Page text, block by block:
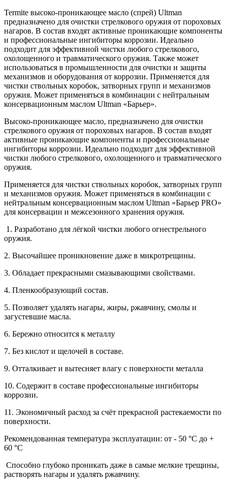
Termite высоко-проникающее масло (спрей) Ultman
предназначено для очистки стрелкового оружия от пороховых
нагаров. В состав входят активные проникающие компоненты
и профессиональные ингибиторы коррозии. Идеально
подходит для эффективной чистки любого стрелкового,
охолощенного и травматического оружия. Также может
использоваться в промышленности для очистки и защиты
механизмов и оборудования от коррозии. Применяется для
чистки ствольных коробок, затворных групп и механизмов
оружия. Может применяться в комбинации с нейтральным
консервационным маслом Ultman «Барьер».
Высоко-проникающее масло, предназначено для очистки
стрелкового оружия от пороховых нагаров. В состав входят
активные проникающие компоненты и профессиональные
ингибиторы коррозии. Идеально подходит для эффективной
чистки любого стрелкового, охолощенного и травматического
оружия.
Применяется для чистки ствольных коробок, затворных групп
и механизмов оружия. Может применяться в комбинации с
нейтральным консервационным маслом Ultman «Барьер PRO»
для консервации и межсезонного хранения оружия.
1. Разработано для лёгкой чистки любого огнестрельного
оружия.
2. Высочайшее проникновение даже в микротрещины.
3. Обладает прекрасными смазывающими свойствами.
4. Пленкообразующий состав.
5. Позволяет удалять нагары, жиры, ржавчину, смолы и
загустевшие масла.
6. Бережно относится к металлу
7. Без кислот и щелочей в составе.
9. Отталкивает и вытесняет влагу с поверхности металла
10. Содержит в составе профессиональные ингибиторы
коррозии.
11. Экономичный расход за счёт прекрасной растекаемости по
поверхности.
Рекомендованная температура эксплуатации: от - 50 °С до +
60 °С
Способно глубоко проникать даже в самые мелкие трещины,
растворять нагары и удалять ржавчину.